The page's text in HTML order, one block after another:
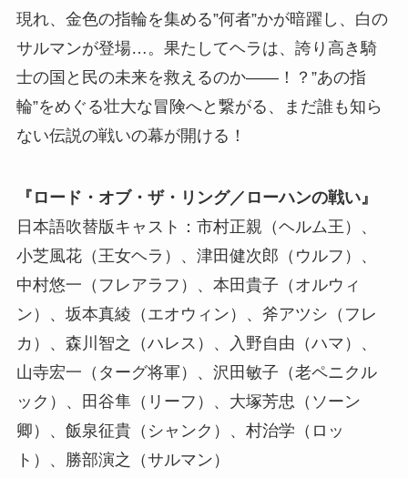
現れ、金色の指輪を集める”何者”かが暗躍し、白の
サルマンが登場…。果たしてヘラは、誇り高き騎
士の国と民の未来を救えるのか――！？”あの指
輪”をめぐる壮大な冒険へと繋がる、まだ誰も知ら
ない伝説の戦いの幕が開ける！
『ロード・オブ・ザ・リング／ローハンの戦い』
日本語吹替版キャスト：市村正親（ヘルム王）、
小芝風花（王女ヘラ）、津田健次郎（ウルフ）、
中村悠一（フレアラフ）、本田貴子（オルウィ
ン）、坂本真綾（エオウィン）、斧アツシ（フレ
カ）、森川智之（ハレス）、入野自由（ハマ）、
山寺宏一（ターグ将軍）、沢田敏子（老ペニクル
ック）、田谷隼（リーフ）、大塚芳忠（ソーン
卿）、飯泉征貴（シャンク）、村治学（ロッ
ト）、勝部演之（サルマン）